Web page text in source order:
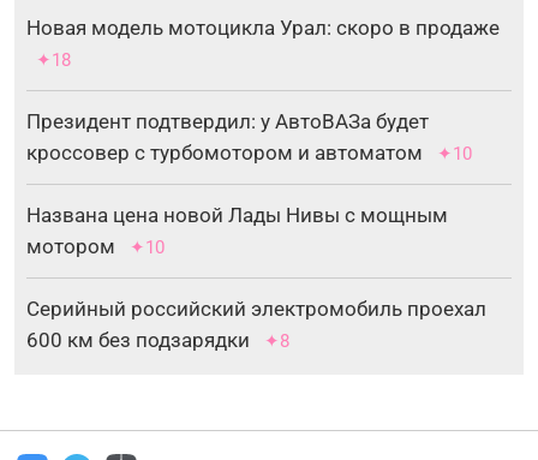
Новая модель мотоцикла Урал: скоро в продаже
✦18
Президент подтвердил: у АвтоВАЗа будет
кроссовер с турбомотором и автоматом
✦10
Названа цена новой Лады Нивы с мощным
мотором
✦10
Серийный российский электромобиль проехал
600 км без подзарядки
✦8